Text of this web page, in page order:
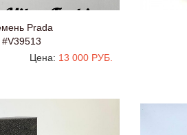
Prada
#V39513
Цена: 13 000 РУБ.